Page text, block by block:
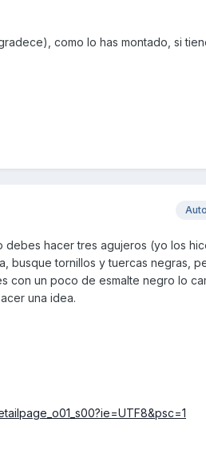
como lo has montado, si
hacer tres agujeros (yo los
busque tornillos y tuercas negras,
con un poco de esmalte negro lo
una idea.